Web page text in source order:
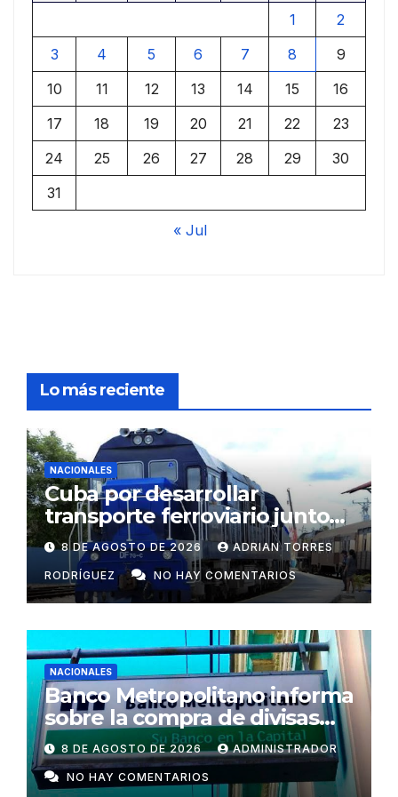
1
2
3
4 5 6 7 8
9
10
11 12 13 14 15
16
17
18 19 20 21 22
23
24
25 26 27 28 29
30
31
« Jul
Lo más reciente
NACIONALES
Cuba por desarrollar
transporte ferroviario junto
con Rusia
8 DE AGOSTO DE 2026 ADRIAN TORRES
RODRÍGUEZ NO HAY COMENTARIOS
NACIONALES
Banco Metropolitano informa
sobre la compra de divisas
para cooperativas y mipymes
privadas en Cuba
8 DE AGOSTO DE 2026 ADMINISTRADOR
NO HAY COMENTARIOS